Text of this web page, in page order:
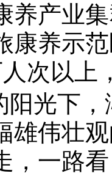
养产业
康养示
次以上
阳光下
雄伟壮
，一路